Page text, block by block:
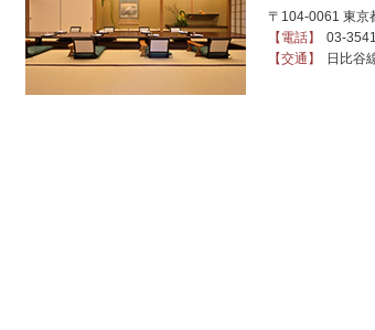
〒104-0061 東京
【電話】
03-
【交通】
日比谷